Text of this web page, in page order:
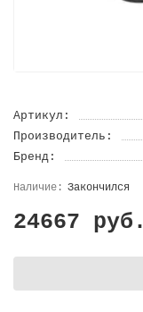
Артикул:
Производитель:
Бренд:
Закончился
24667 руб.